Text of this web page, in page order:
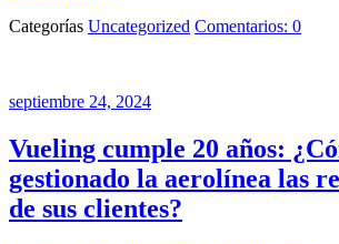
Categorías Uncategorized Comentarios: 0
septiembre 24, 2024
Vueling cumple 20 años:
gestionado la aerolínea las
de sus clientes?